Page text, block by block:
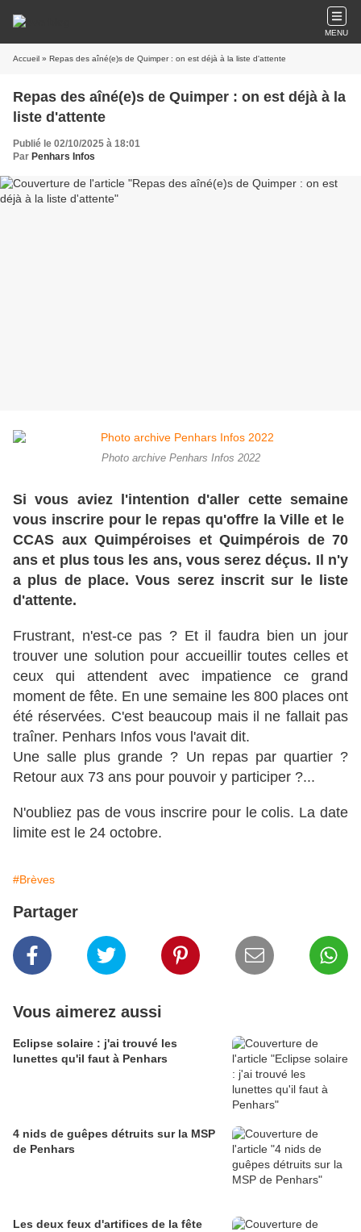
MENU
Accueil » Repas des aîné(e)s de Quimper : on est déjà à la liste d'attente
Repas des aîné(e)s de Quimper : on est déjà à la
liste d'attente
Publié le 02/10/2025 à 18:01
Par Penhars Infos
Photo archive Penhars Infos 2022
Si vous aviez l'intention d'aller cette semaine
vous inscrire pour le repas qu'offre la Ville et le
CCAS aux Quimpéroises et Quimpérois de 70
ans et plus tous les ans, vous serez déçus. Il n'y
a plus de place. Vous serez inscrit sur le liste
d'attente.
Frustrant, n'est-ce pas ? Et il faudra bien un jour
trouver une solution pour accueillir toutes celles et
ceux qui attendent avec impatience ce grand
moment de fête. En une semaine les 800 places ont
été réservées. C'est beaucoup mais il ne fallait pas
traîner. Penhars Infos vous l'avait dit.
Une salle plus grande ? Un repas par quartier ?
Retour aux 73 ans pour pouvoir y participer ?...
N'oubliez pas de vous inscrire pour le colis. La date
limite est le 24 octobre.
#Brèves
Partager
Vous aimerez aussi
Eclipse solaire : j'ai trouvé les
lunettes qu'il faut à Penhars
4 nids de guêpes détruits sur la MSP
de Penhars
Les deux feux d'artifices de la fête